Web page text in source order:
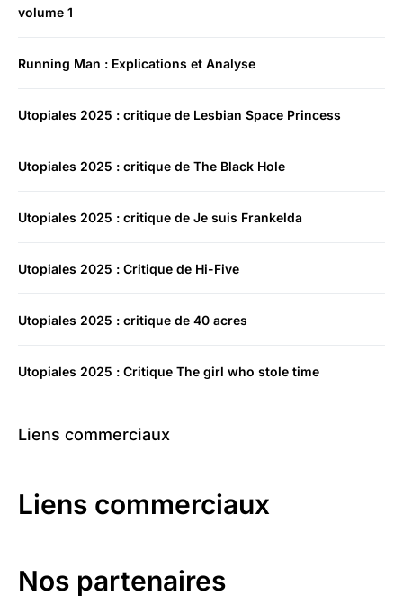
volume 1
Running Man : Explications et Analyse
Utopiales 2025 : critique de Lesbian Space Princess
Utopiales 2025 : critique de The Black Hole
Utopiales 2025 : critique de Je suis Frankelda
Utopiales 2025 : Critique de Hi-Five
Utopiales 2025 : critique de 40 acres
Utopiales 2025 : Critique The girl who stole time
Liens commerciaux
Liens commerciaux
Nos partenaires